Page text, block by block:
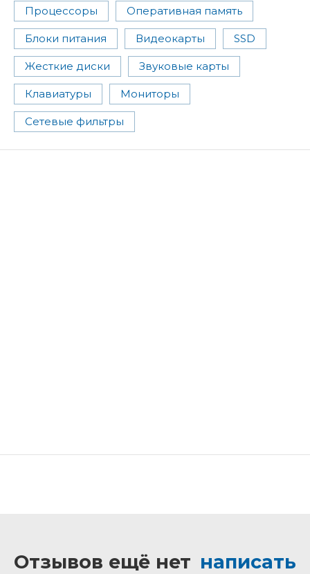
Процессоры Оперативная память
Блоки питания Видеокарты SSD
Жесткие диски Звуковые карты
Клавиатуры Мониторы
Сетевые фильтры
Отзывов ещё нет написать